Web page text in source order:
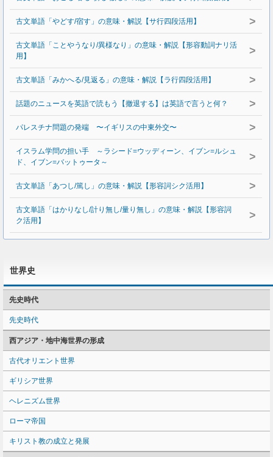
古文単語「やどす/宿す」の意味・解説【サ行四段活用】 >
古文単語「ことやうなり/異様なり」の意味・解説【形容動詞ナリ活
用】
>
古文単語「みかへる/見返る」の意味・解説【ラ行四段活用】 >
話題のニュースを英語で読もう【撤退する】は英語で言うと何？ >
パレスチナ問題の発端 〜イギリスの中東外交〜 >
イスラム学問の担い手 ～ラシード=ウッディーン、イブン=ルシュ
ド、イブン=バットゥータ～
>
古文単語「あつし/篤し」の意味・解説【形容詞シク活用】 >
古文単語「はかりなし/計り無し/量り無し」の意味・解説【形容詞
ク活用】
>
世界史
先史時代
先史時代
西アジア・地中海世界の形成
古代オリエント世界
ギリシア世界
ヘレニズム世界
ローマ帝国
キリスト教の成立と発展